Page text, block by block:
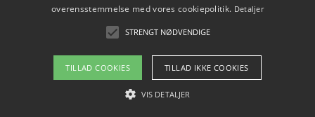
Copyright 2026 - Pilanto Aps
Om / kontakt
overensstemmelse med vores cookiepolitik. Detaljer
STRENGT NØDVENDIGE
TILLAD COOKIES TILLAD IKKE COOKIES
VIS DETALJER